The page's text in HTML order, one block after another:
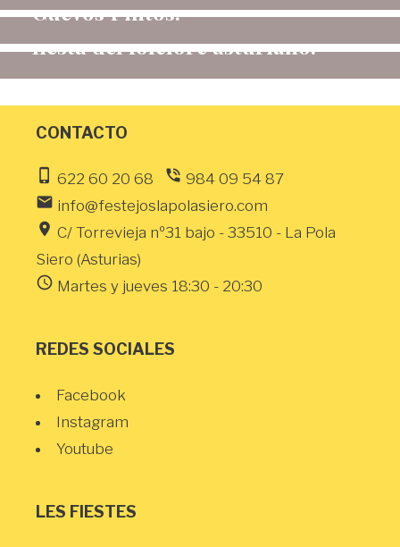
Güevos Pintos.
propuestas para anunciar la
fiesta del folclore asturiano.
CONTACTO
phone_iphone 622 60 20 68 phone_in_talk 984 09 54 87
email info@festejoslapolasiero.com
location_on C/ Torrevieja nº31 bajo - 33510 - La Pola
Siero (Asturias)
schedule Martes y jueves 18:30 - 20:30
REDES SOCIALES
Facebook
Instagram
Youtube
LES FIESTES